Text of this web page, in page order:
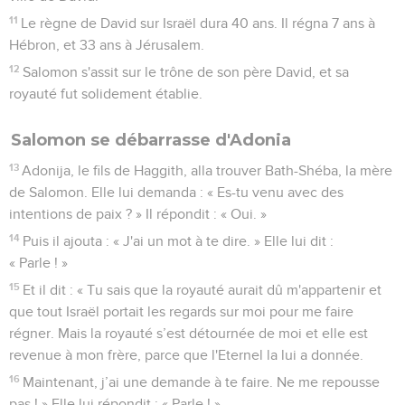
11 Le règne de David sur Israël dura 40 ans. Il régna 7 ans à
Hébron, et 33 ans à Jérusalem.
12 Salomon s'assit sur le trône de son père David, et sa
royauté fut solidement établie.
Salomon se débarrasse d'Adonia
13 Adonija, le fils de Haggith, alla trouver Bath-Shéba, la mère
de Salomon. Elle lui demanda : « Es-tu venu avec des
intentions de paix ? » Il répondit : « Oui. »
14 Puis il ajouta : « J'ai un mot à te dire. » Elle lui dit :
« Parle ! »
15 Et il dit : « Tu sais que la royauté aurait dû m'appartenir et
que tout Israël portait les regards sur moi pour me faire
régner. Mais la royauté s’est détournée de moi et elle est
revenue à mon frère, parce que l'Eternel la lui a donnée.
16 Maintenant, j’ai une demande à te faire. Ne me repousse